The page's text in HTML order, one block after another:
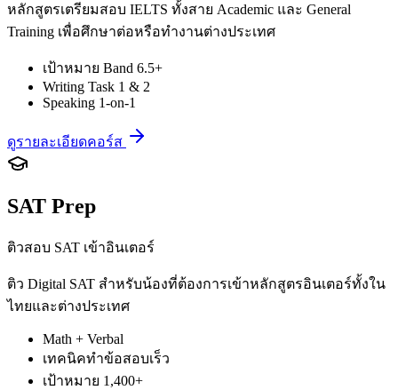
หลักสูตรเตรียมสอบ IELTS ทั้งสาย Academic และ General
Training เพื่อศึกษาต่อหรือทำงานต่างประเทศ
เป้าหมาย Band 6.5+
Writing Task 1 & 2
Speaking 1-on-1
ดูรายละเอียดคอร์ส
SAT Prep
ติวสอบ SAT เข้าอินเตอร์
ติว Digital SAT สำหรับน้องที่ต้องการเข้าหลักสูตรอินเตอร์ทั้งใน
ไทยและต่างประเทศ
Math + Verbal
เทคนิคทำข้อสอบเร็ว
เป้าหมาย 1,400+